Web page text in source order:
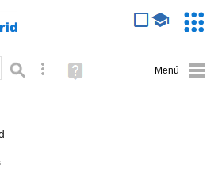
Búsqueda avanzada
Ayuda
(en